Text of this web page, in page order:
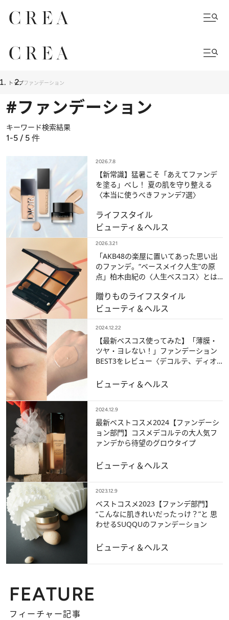
トップファンデーション
#ファンデーション
キーワード検索結果
1-5 / 5 件
2026.7.8
【新常識】猛暑こそ「あえてファンデ
を塗る」べし！ 夏の肌を守り整える
〈本当に使うべきファンデ7選〉
ライフスタイル
ビューティ＆ヘルス
2026.3.21
「AKB48の楽屋に置いてあった思い出
のファンデ。“ベースメイク人生”の原
点」柏木由紀の〈人生ベスコス〉とは
贈りものライフスタイル
ビューティ＆ヘルス
2024.12.22
【最新ベスコス使ってみた】「薄膜・
ツヤ・ヨレない！」ファンデーション
BEST3をレビュー〈デコルテ、ディオ
ビューティ＆ヘルス
2024.12.9
最新ベストコスメ2024【ファンデーシ
ョン部門】コスメデコルテの大人気フ
ァンデから待望のグロウタイプ
ビューティ＆ヘルス
2023.12.9
ベストコスメ2023【ファンデ部門】
“こんなに肌きれいだったっけ？”と 思
わせるSUQQUのファンデーション
ビューティ＆ヘルス
FEATURE
フィーチャー記事